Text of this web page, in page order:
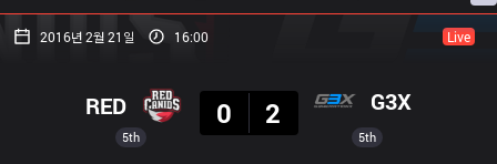
2016년 2월 21일 16:00 Live
5th
RED
0
2 G3X
5th